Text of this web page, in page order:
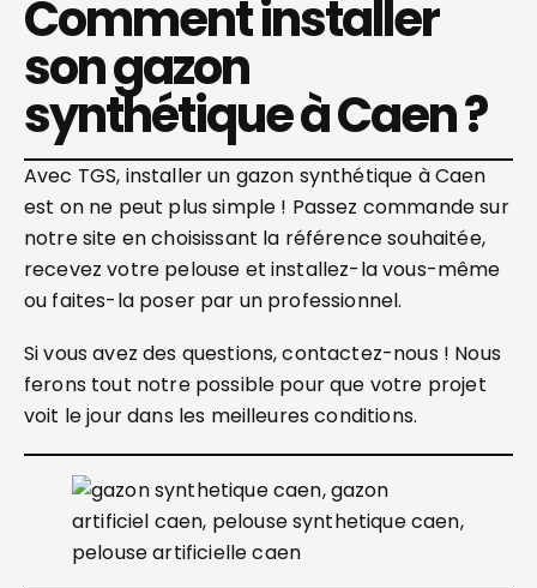
Comment installer
son gazon
synthétique à Caen ?
Avec TGS, installer un gazon synthétique à Caen
est on ne peut plus simple ! Passez commande sur
notre site en choisissant la référence souhaitée,
recevez votre pelouse et installez-la vous-même
ou faites-la poser par un professionnel.
Si vous avez des questions, contactez-nous ! Nous
ferons tout notre possible pour que votre projet
voit le jour dans les meilleures conditions.